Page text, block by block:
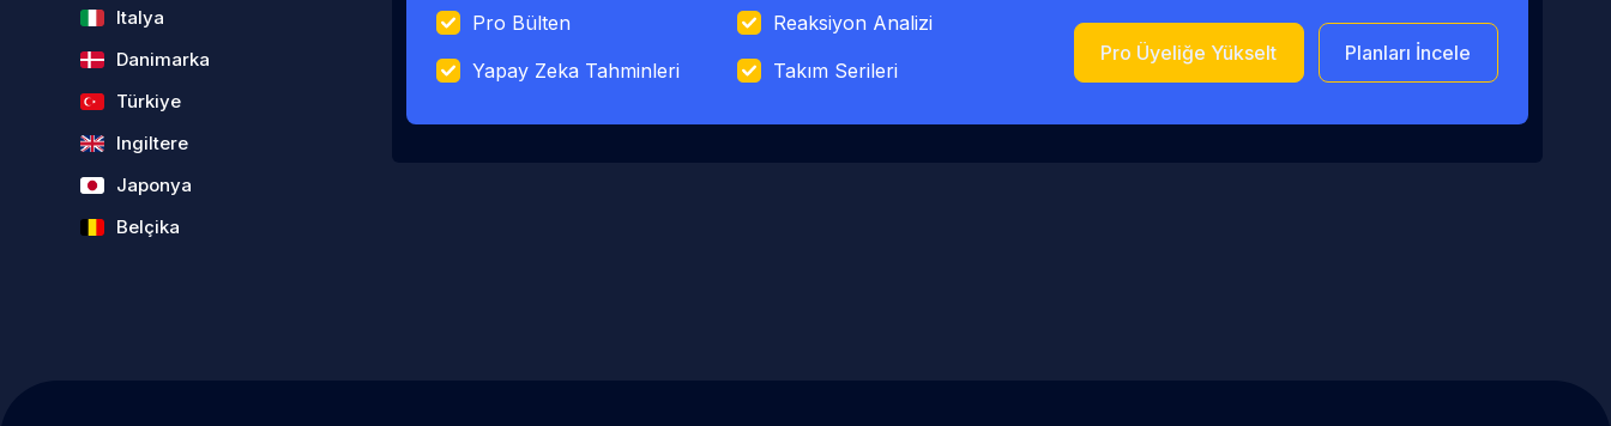
Italya
Danimarka
Türkiye
Ingiltere
Japonya
Belçika
Pro Bülten
Reaksiyon Analizi
Yapay Zeka Tahminleri
Takım Serileri
Pro Üyeliğe Yükselt Planları İncele